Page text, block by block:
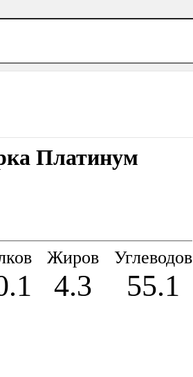
Платинум
Жиров
4.3
Углеводов
55.1